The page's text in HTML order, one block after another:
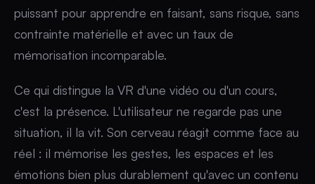
puissant pour apprendre en faisant, sans risque, sans
contrainte matérielle et avec un taux de
mémorisation incomparable.
Ce qui distingue la VR d'une vidéo ou d'un cours,
c'est la présence. L'utilisateur ne regarde pas une
situation, il la vit. Son cerveau réagit comme face au
réel : il mémorise les gestes, les espaces et les
émotions bien plus durablement qu'avec un contenu